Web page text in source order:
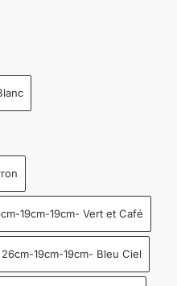
19cm-19cm- Vert et Café
26cm-19cm-19cm- Bleu Ciel